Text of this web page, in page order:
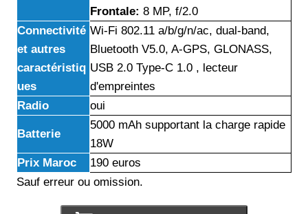
Frontale: 8 MP, f/2.0
Connectivité
et autres
caractéristiq
ues
Wi-Fi 802.11 a/b/g/n/ac, dual-band,
Bluetooth V5.0, A-GPS, GLONASS,
USB 2.0 Type-C 1.0 , lecteur
d'empreintes
Radio
oui
Batterie
5000 mAh supportant la charge rapide
18W
Prix Maroc
190 euros
Sauf erreur ou omission.